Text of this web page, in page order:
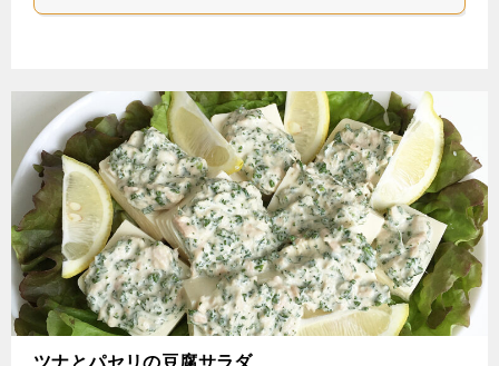
ツナとパセリの豆腐サラダ